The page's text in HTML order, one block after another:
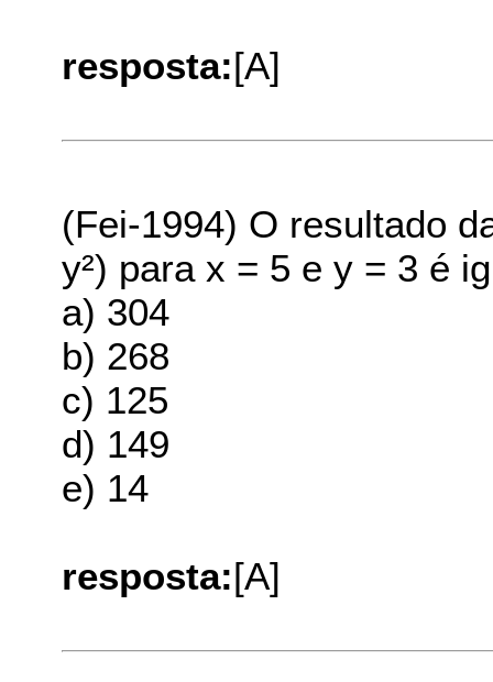
resposta:[A]
(Fei-1994) O resultado
y²) para x = 5 e y = 3 é
a) 304
b) 268
c) 125
d) 149
e) 14
resposta:[A]